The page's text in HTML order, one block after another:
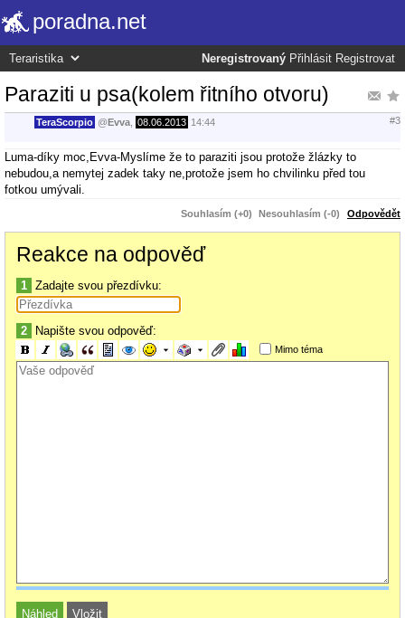
poradna.net
Neregistrovaný Přihlásit Registrovat
Paraziti u psa(kolem řitního otvoru)
TeraScorpio @Evva 08.06.2013 14:44 #3
Luma-díky moc,Evva-Myslíme že to paraziti jsou protože žlázky to
nebudou,a nemytej zadek taky ne,protože jsem ho chvilinku před tou
fotkou umývali.
Souhlasím (+0) Nesouhlasím (-0) Odpovědět
Reakce na odpověď
1 Zadajte svou přezdívku:
2 Napište svou odpověď:
Mimo téma